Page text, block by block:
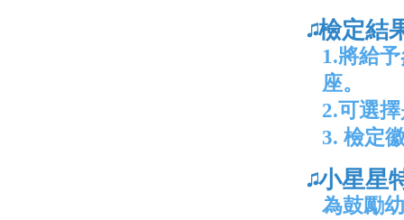
檢定結
1.將給
座。
2.可選
3. 檢定
小星星
為鼓勵